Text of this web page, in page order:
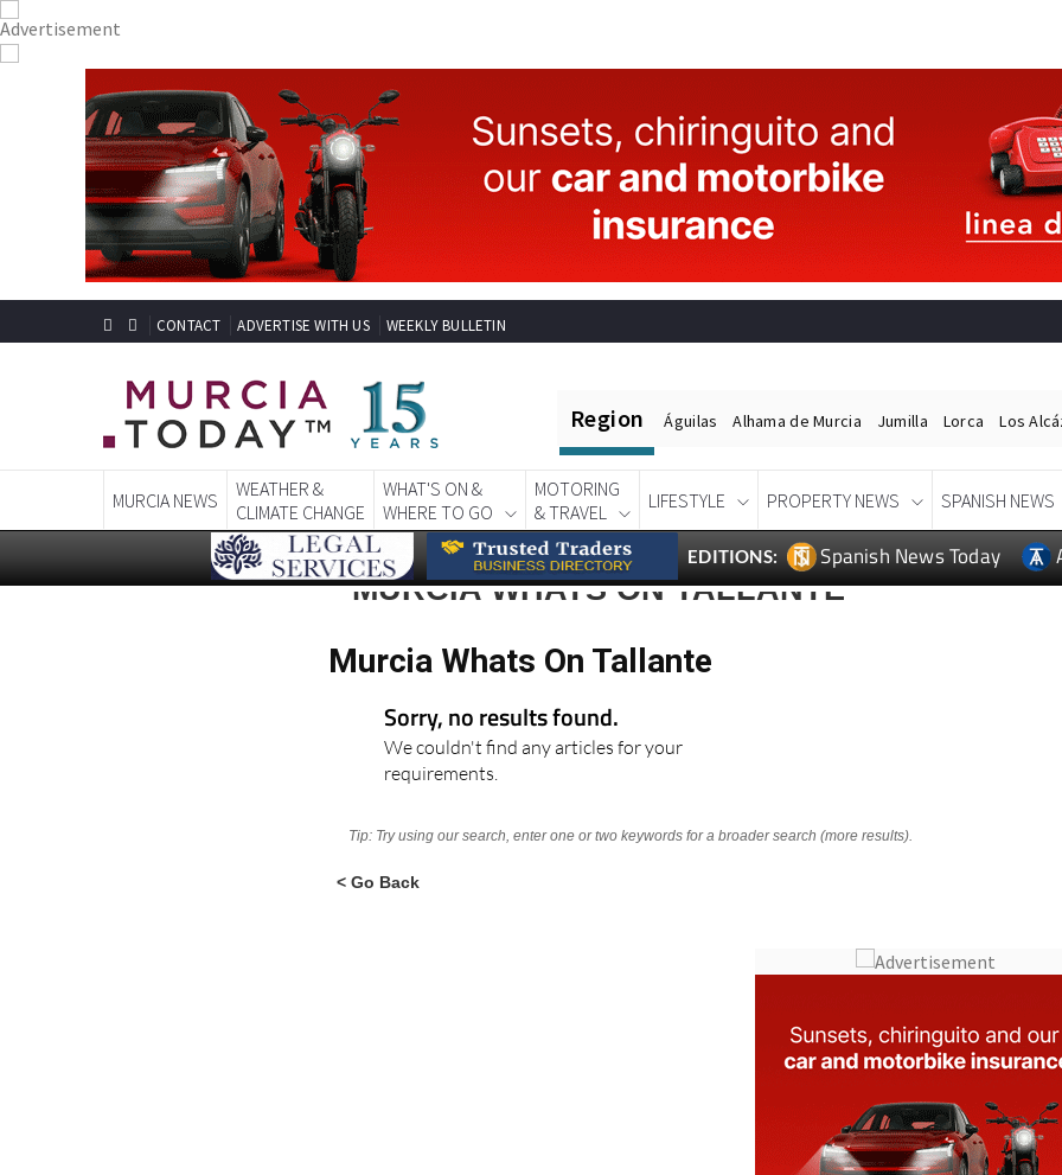
CONTACT ADVERTISE WITH US WEEKLY BULLETIN
Region Águilas Alhama de Murcia Jumilla Lorca Los
MURCIA NEWS
WEATHER &
CLIMATE CHANGE
WHAT'S ON &
WHERE TO GO
MOTORING
& TRAVEL
LIFESTYLE PROPERTY NEWS SPANISH NEWS
EDITIONS: Spanish News Today
MURCIA WHATS ON TALLANTE
Murcia Whats On Tallante
Sorry, no results found.
We couldn't find any articles for your
requirements.
Tip: Try using our search, enter one or two keywords for a broader search (more results).
< Go Back